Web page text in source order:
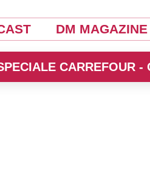
DM MAGAZINE
CARREFOUR -